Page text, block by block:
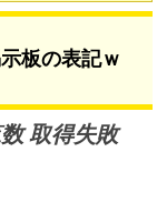
板の表記ｗ
取得失敗